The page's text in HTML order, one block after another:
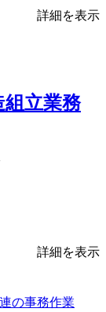
詳細を表示
組立業務
詳細を表示